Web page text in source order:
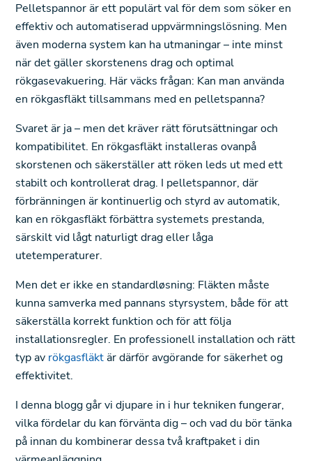
Pelletspannor är ett populärt val för dem som söker en
effektiv och automatiserad uppvärmningslösning. Men
även moderna system kan ha utmaningar – inte minst
när det gäller skorstenens drag och optimal
rökgasevakuering. Här väcks frågan: Kan man använda
en rökgasfläkt tillsammans med en pelletspanna?
Svaret är ja – men det kräver rätt förutsättningar och
kompatibilitet. En rökgasfläkt installeras ovanpå
skorstenen och säkerställer att röken leds ut med ett
stabilt och kontrollerat drag. I pelletspannor, där
förbränningen är kontinuerlig och styrd av automatik,
kan en rökgasfläkt förbättra systemets prestanda,
särskilt vid lågt naturligt drag eller låga
utetemperaturer.
Men det er ikke en standardløsning: Fläkten måste
kunna samverka med pannans styrsystem, både för att
säkerställa korrekt funktion och för att följa
installationsregler. En professionell installation och rätt
typ av rökgasfläktär därför avgörande for säkerhet og
effektivitet.
I denna blogg går vi djupare in i hur tekniken fungerar,
vilka fördelar du kan förvänta dig – och vad du bör tänka
på innan du kombinerar dessa två kraftpaket i din